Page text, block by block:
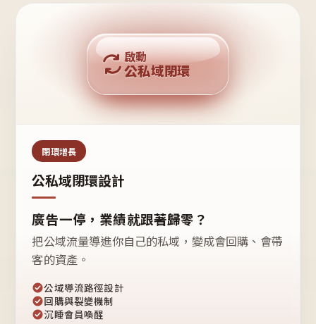
公域流量
私域鐵粉
回購複利
啟動
公私域閉環
閉環增長
公私域閉環設計
廣告一停，業績就跟著歸零？
把公域流量導進你自己的私域，變成會回購、會帶
客的資產。
公域導流路徑設計
回購與裂變機制
沉睡會員喚醒